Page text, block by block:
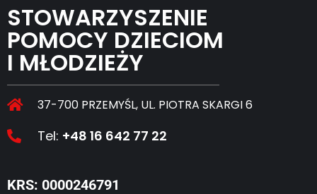
STOWARZYSZENIE
POMOCY DZIECIOM
I MŁODZIEŻY
37-700 PRZEMYŚL, UL. PIOTRA SKARGI 6
Tel: +48 16 642 77 22
KRS: 0000246791